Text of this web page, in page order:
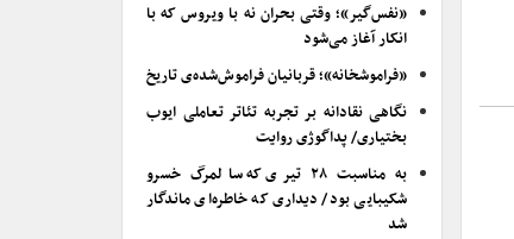
«نفس‌گیر»؛ وقتی بحران نه با ویروس که با
انکار آغاز می‌شود
«فراموشخانه»؛ قربانیان فراموش‌شده‌ی تاریخ
نگاهی نقادانه بر تجربه تئاتر تعاملی ایوب
بختیاری/ پداگوژی روایت
به مناسبت ۲۸ تیری که سالمرگ خسرو
شکیبایی بود/ دیداری که خاطره‌ای ماندگار
شد